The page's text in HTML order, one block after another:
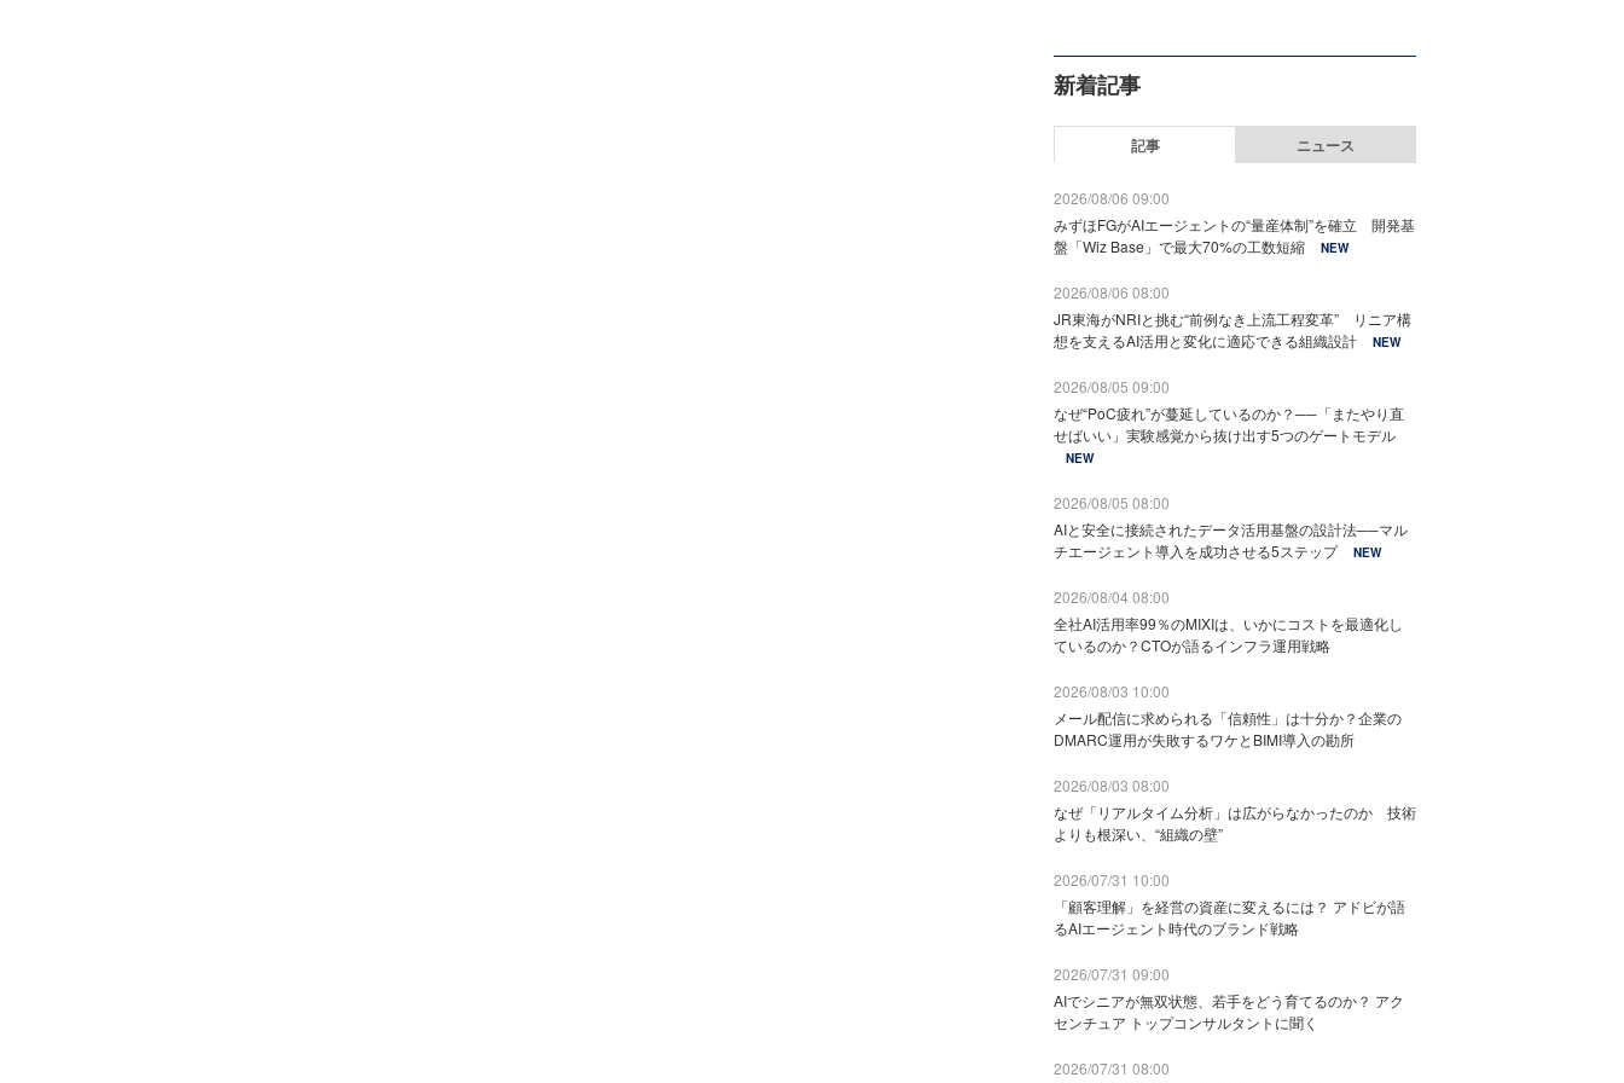
新着記事
記事 ニュース
2026/08/06 09:00
みずほFGがAIエージェントの“量産体制”を確立 開発基
盤「Wiz Base」で最大70%の工数短縮
NEW
2026/08/06 08:00
JR東海がNRIと挑む“前例なき上流工程変革” リニア構
想を支えるAI活用と変化に適応できる組織設計
NEW
2026/08/05 09:00
なぜ“PoC疲れ”が蔓延しているのか？──「またやり直
せばいい」実験感覚から抜け出す5つのゲートモデル
NEW
2026/08/05 08:00
AIと安全に接続されたデータ活用基盤の設計法──マル
チエージェント導入を成功させる5ステップ
NEW
2026/08/04 08:00
全社AI活用率99％のMIXIは、いかにコストを最適化し
ているのか？CTOが語るインフラ運用戦略
2026/08/03 10:00
メール配信に求められる「信頼性」は十分か？企業の
DMARC運用が失敗するワケとBIMI導入の勘所
2026/08/03 08:00
なぜ「リアルタイム分析」は広がらなかったのか 技術
よりも根深い、“組織の壁”
2026/07/31 10:00
「顧客理解」を経営の資産に変えるには？ アドビが語
るAIエージェント時代のブランド戦略
2026/07/31 09:00
AIでシニアが無双状態、若手をどう育てるのか？ アク
センチュア トップコンサルタントに聞く
2026/07/31 08:00